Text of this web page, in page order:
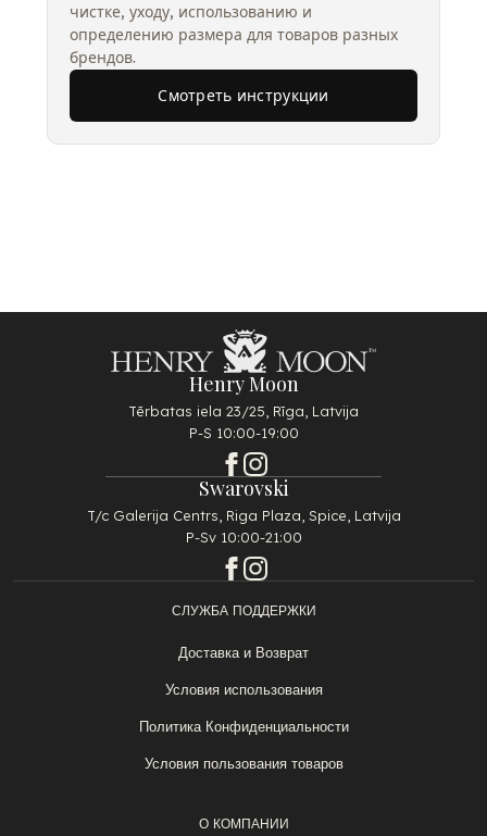
чистке, уходу, использованию и
определению размера для товаров разных
брендов.
Смотреть инструкции
Henry Moon
Tērbatas iela 23/25, Rīga, Latvija
P-S 10:00-19:00
Swarovski
T/c Galerija Centrs, Riga Plaza, Spice, Latvija
P-Sv 10:00-21:00
СЛУЖБА ПОДДЕРЖКИ
Доставка и Возврат
Условия использования
Политика Конфиденциальности
Условия пользования товаров
О КОМПАНИИ